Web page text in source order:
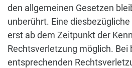
den allgemeinen Gesetzen
unberührt. Eine
erst ab dem Zeitpunkt der
Rechtsverletzung möglich. Bei
entsprechenden